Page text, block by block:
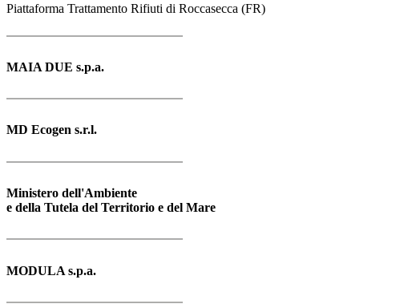
Piattaforma Trattamento Rifiuti di Roccasecca (FR)
MAIA DUE s.p.a.
MD Ecogen s.r.l.
Ministero dell'Ambiente
e della Tutela del Territorio e del Mare
MODULA s.p.a.